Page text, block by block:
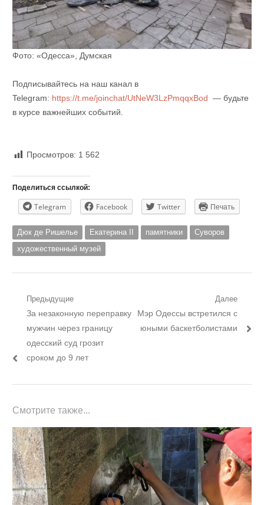
Фото: «Одесса», Думская
Подписывайтесь на наш канал в
Telegram: https://t.me/joinchat/UtNeW3LzPmqqxBod — будьте
в курсе важнейших событий.
Просмотров: 1 562
Поделиться ссылкой:
Telegram Facebook Twitter Печать
Дюк де Ришелье Екатерина II памятники
Суворов
художественный музей
Навигация
записям
Предыдущие
Предыдущий
пост:
За незаконную переправку
мужчин через границу
одесский суд грозит
сроком до 9 лет
Далее
Следующий
пост:
Мэр Одессы встретился с
юными баскетболистами
Смотрите также...